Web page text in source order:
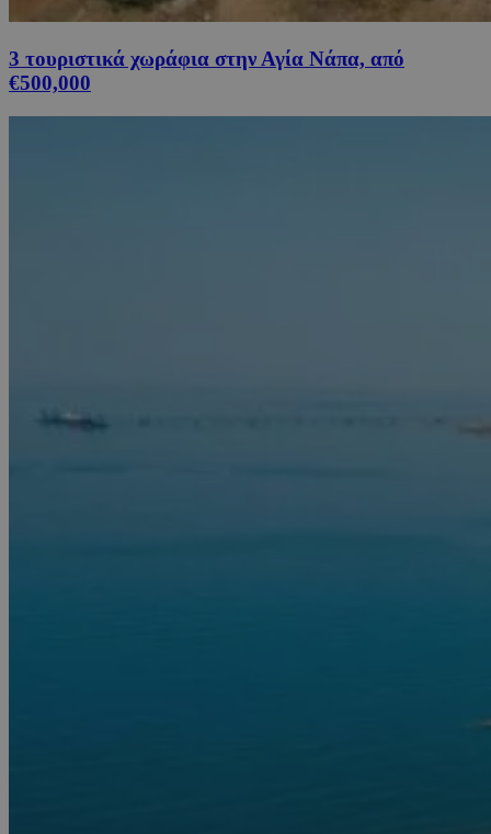
3 τουριστικά χωράφια στην Αγία Νάπα, από
€500,000